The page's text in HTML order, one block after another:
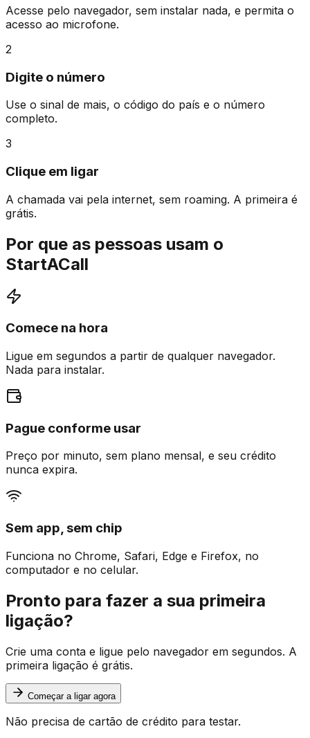
Acesse pelo navegador, sem instalar nada, e permita o
acesso ao microfone.
2
Digite o número
Use o sinal de mais, o código do país e o número
completo.
3
Clique em ligar
A chamada vai pela internet, sem roaming. A primeira é
grátis.
Por que as pessoas usam o
StartACall
Comece na hora
Ligue em segundos a partir de qualquer navegador.
Nada para instalar.
Pague conforme usar
Preço por minuto, sem plano mensal, e seu crédito
nunca expira.
Sem app, sem chip
Funciona no Chrome, Safari, Edge e Firefox, no
computador e no celular.
Pronto para fazer a sua primeira
ligação?
Crie uma conta e ligue pelo navegador em segundos. A
primeira ligação é grátis.
Começar a ligar agora
Não precisa de cartão de crédito para testar.